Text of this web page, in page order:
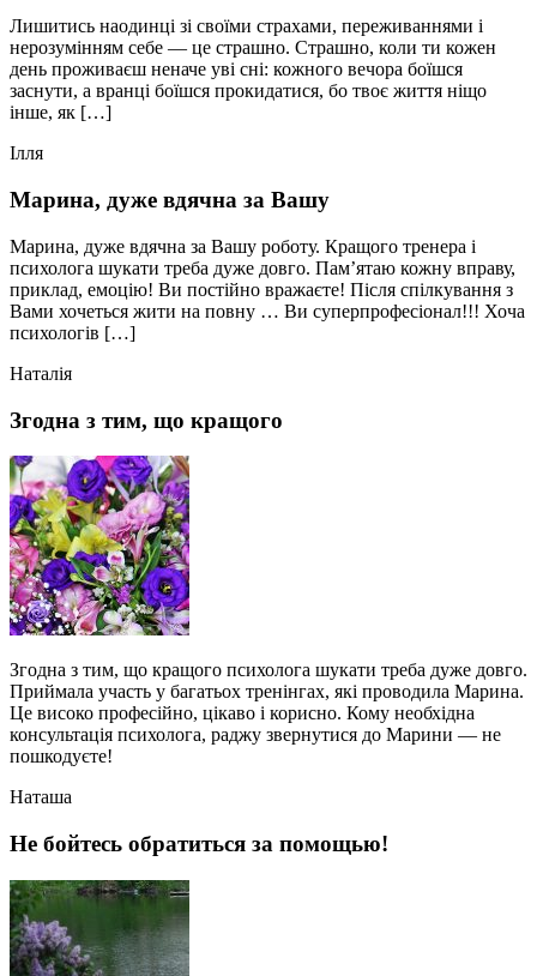
Лишитись наодинці зі своїми страхами, переживаннями і
нерозумінням себе — це страшно. Страшно, коли ти кожен
день проживаєш неначе уві сні: кожного вечора боїшся
заснути, а вранці боїшся прокидатися, бо твоє життя ніщо
інше, як […]
Ілля
Марина, дуже вдячна за Вашу
Марина, дуже вдячна за Вашу роботу. Кращого тренера і
психолога шукати треба дуже довго. Пам’ятаю кожну вправу,
приклад, емоцію! Ви постійно вражаєте! Після спілкування з
Вами хочеться жити на повну … Ви суперпрофесіонал!!! Хоча
психологів […]
Наталія
Згодна з тим, що кращого
Згодна з тим, що кращого психолога шукати треба дуже довго.
Приймала участь у багатьох тренінгах, які проводила Марина.
Це високо професійно, цікаво і корисно. Кому необхідна
консультація психолога, раджу звернутися до Марини — не
пошкодуєте!
Наташа
Не бойтесь обратиться за помощью!